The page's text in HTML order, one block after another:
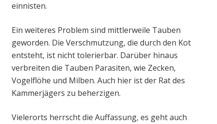
einnisten.
Ein weiteres Problem sind mittlerweile Tauben
geworden. Die Verschmutzung, die durch den Kot
entsteht, ist nicht tolerierbar. Darüber hinaus
verbreiten die Tauben Parasiten, wie Zecken,
Vogelflöhe und Milben. Auch hier ist der Rat des
Kammerjägers zu beherzigen.
Vielerorts herrscht die Auffassung, es geht auch